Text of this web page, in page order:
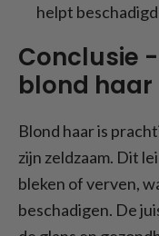
helpt
Conclusie
blond haar
Blond haar is
zijn zeldzaam. Dit
bleken of verven,
beschadigen. De